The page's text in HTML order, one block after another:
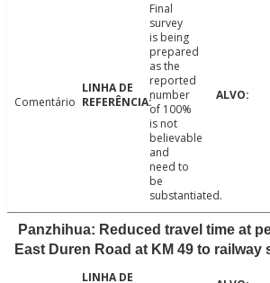
Comentário
Final
survey
is being
prepared
as the
reported
number
of 100%
is not
believable
and
need to
be
substantiated.
Panzhihua: Reduced travel time at
East Duren Road at KM 49 to railway